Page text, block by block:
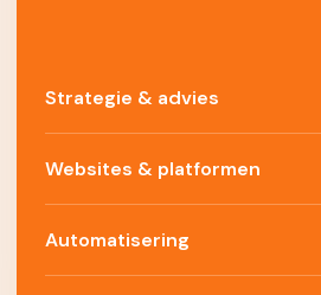
Strategie & advies
Websites & platformen
Automatisering